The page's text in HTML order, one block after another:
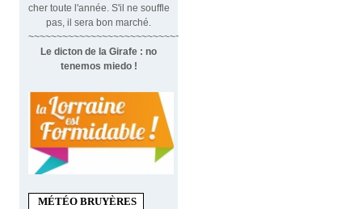
cher toute l'année. S'il ne souffle
pas, il sera bon marché.
~~~~~~~~~~~~~~~~~~~~~~~~~~~~~~~
Le dicton de la Girafe : no
tenemos miedo !
MÉTÉO BRUYÈRES